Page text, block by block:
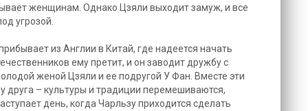
женщинам. Однако Цзяли выходит замуж, и все
угрозой.
из Англии в Китай, где надеется начать
ему претит, и он заводит дружбу с
женой Цзяли и ее подругой У Фан. Вместе эти
друга – культуры и традиции перемешиваются,
день, когда Чарльзу приходится сделать